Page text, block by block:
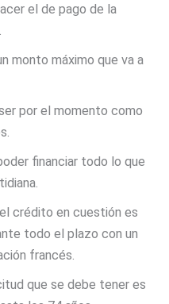
el de pago de la
monto máximo que va a
por el momento como
financiar todo lo que
crédito en cuestión es
todo el plazo con un
francés.
que se debe tener es